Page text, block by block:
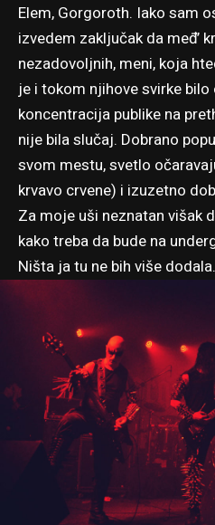
Elem, Gorgoroth. Iako sam
izvedem zaključak da međ’
nezadovoljnih, meni, koja
je i tokom njihove svirke
koncentracija publike na
nije bila slučaj. Dobrano
svom mestu, svetlo
krvavo crvene) i izuzetno
Za moje uši neznatan višak
kako treba da bude na
Ništa ja tu ne bih više dodala.